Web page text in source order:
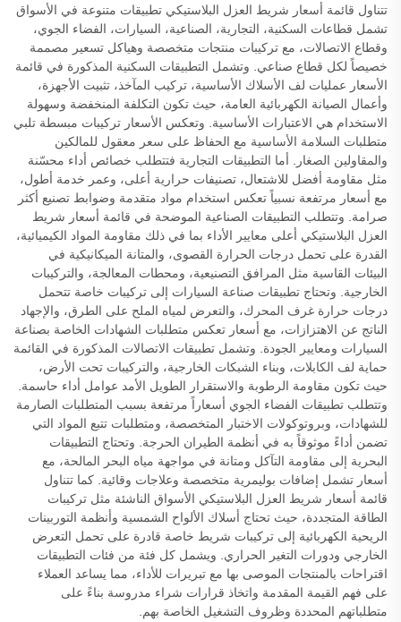
تتناول قائمة أسعار شريط العزل البلاستيكي تطبيقات متنوعة في الأسواق
تشمل قطاعات السكنية، التجارية، الصناعية، السيارات، الفضاء الجوي،
وقطاع الاتصالات، مع تركيبات منتجات متخصصة وهياكل تسعير مصممة
خصيصاً لكل قطاع صناعي. وتشمل التطبيقات السكنية المذكورة في قائمة
الأسعار عمليات لف الأسلاك الأساسية، تركيب المآخذ، تثبيت الأجهزة،
وأعمال الصيانة الكهربائية العامة، حيث تكون التكلفة المنخفضة وسهولة
الاستخدام هي الاعتبارات الأساسية. وتعكس الأسعار تركيبات مبسطة تلبي
متطلبات السلامة الأساسية مع الحفاظ على سعر معقول للمالكين
والمقاولين الصغار. أما التطبيقات التجارية فتتطلب خصائص أداء محسّنة
مثل مقاومة أفضل للاشتعال، تصنيفات حرارية أعلى، وعمر خدمة أطول،
مع أسعار مرتفعة نسبياً تعكس استخدام مواد متقدمة وضوابط تصنيع أكثر
صرامة. وتتطلب التطبيقات الصناعية الموضحة في قائمة أسعار شريط
العزل البلاستيكي أعلى معايير الأداء بما في ذلك مقاومة المواد الكيميائية،
القدرة على تحمل درجات الحرارة القصوى، والمتانة الميكانيكية في
البيئات القاسية مثل المرافق التصنيعية، ومحطات المعالجة، والتركيبات
الخارجية. وتحتاج تطبيقات صناعة السيارات إلى تركيبات خاصة تتحمل
درجات حرارة غرف المحرك، والتعرض لمياه الملح على الطرق، والإجهاد
الناتج عن الاهتزازات، مع أسعار تعكس متطلبات الشهادات الخاصة بصناعة
السيارات ومعايير الجودة. وتشمل تطبيقات الاتصالات المذكورة في القائمة
حماية لف الكابلات، وبناء الشبكات الخارجية، والتركيبات تحت الأرض،
حيث تكون مقاومة الرطوبة والاستقرار الطويل الأمد عوامل أداء حاسمة.
وتتطلب تطبيقات الفضاء الجوي أسعاراً مرتفعة بسبب المتطلبات الصارمة
للشهادات، وبروتوكولات الاختبار المتخصصة، ومتطلبات تتبع المواد التي
تضمن أداءً موثوقاً به في أنظمة الطيران الحرجة. وتحتاج التطبيقات
البحرية إلى مقاومة التآكل ومتانة في مواجهة مياه البحر المالحة، مع
أسعار تشمل إضافات بوليمرية متخصصة وعلاجات وقائية. كما تتناول
قائمة أسعار شريط العزل البلاستيكي الأسواق الناشئة مثل تركيبات
الطاقة المتجددة، حيث تحتاج أسلاك الألواح الشمسية وأنظمة التوربينات
الريحية الكهربائية إلى تركيبات شريط خاصة قادرة على تحمل التعرض
الخارجي ودورات التغير الحراري. ويشمل كل فئة من فئات التطبيقات
اقتراحات بالمنتجات الموصى بها مع تبريرات للأداء، مما يساعد العملاء
على فهم القيمة المقدمة واتخاذ قرارات شراء مدروسة بناءً على
متطلباتهم المحددة وظروف التشغيل الخاصة بهم.